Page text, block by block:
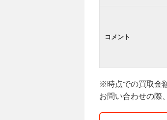
コメント
※時点での買取金
お問い合わせの際